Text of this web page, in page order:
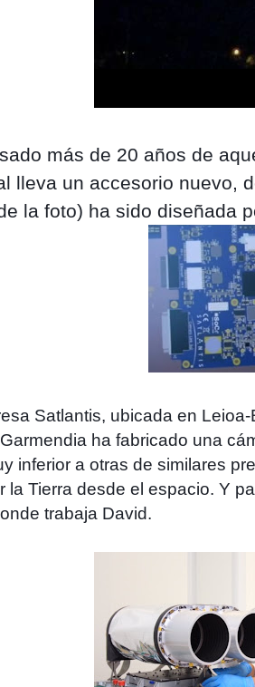
más de 20 años de
lleva un accesorio nuevo,
la foto) ha sido diseñada
Satlantis, ubicada en
ha fabricado una
inferior a otras de similares
la Tierra desde el espacio. Y
trabaja David.